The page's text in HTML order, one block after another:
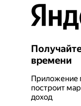
времени
Приложение
построит
доход